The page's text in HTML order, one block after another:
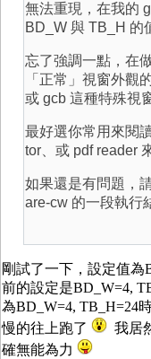
無法重現，在我的
BD_W 與 TB_H 的
忘了強調一點，在
「正常」視窗外觀
或 gcb 這種特殊視窗
最好選你常用來閱
tor、或 pdf reader
如果還是有問題，
are-cw 的一段執行
剛試了一下，設定值為
前的設定是BD_W=4,
為BD_W=4, TB_H=24
慢的往上跑了
我居
確無能為力